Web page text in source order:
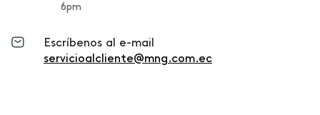
6pm
Escríbenos al e-mail
servicioalcliente@mng.com.ec